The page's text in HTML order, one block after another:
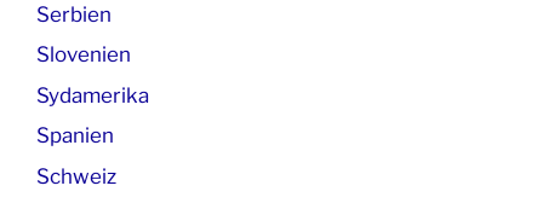
Serbien
Slovenien
Sydamerika
Spanien
Schweiz